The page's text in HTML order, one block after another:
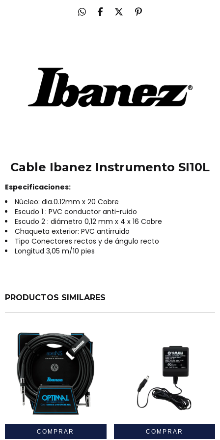
Cable Ibanez Instrumento SI10L
Especificaciones:
Núcleo: dia.0.12mm x 20 Cobre
Escudo 1 : PVC conductor anti-ruido
Escudo 2 : diámetro 0,12 mm x 4 x 16 Cobre
Chaqueta exterior: PVC antirruido
Tipo Conectores rectos y de ángulo recto
Longitud 3,05 m/10 pies
PRODUCTOS SIMILARES
COMPRAR COMPRAR